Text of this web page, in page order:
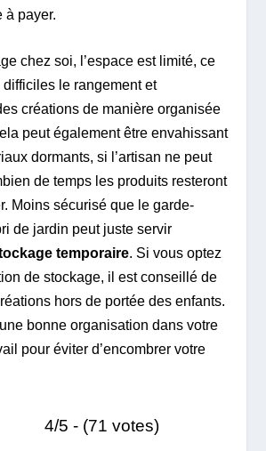
à payer.
chez soi, l’espace est limité, ce
le rangement et
créations de manière organisée
peut également être envahissant
dormants, si l’artisan ne peut
de temps les produits resteront
Moins sécurisé que le garde-
de jardin peut juste servir
temporaire. Si vous optez
de stockage, il est conseillé de
hors de portée des enfants.
bonne organisation dans votre
pour éviter d’encombrer votre
4/5 - (71 votes)